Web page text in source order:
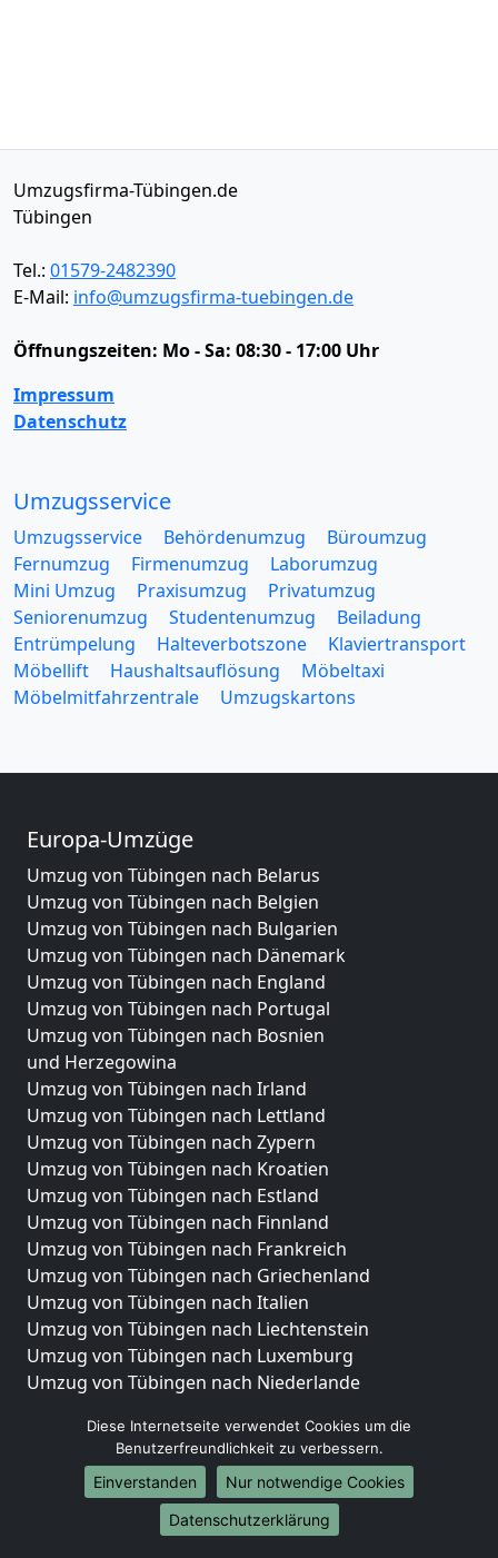
Umzugsfirma-Tübingen.de
Tübingen
Tel.: 01579-2482390
E-Mail: info@umzugsfirma-tuebingen.de
Öffnungszeiten: Mo - Sa: 08:30 - 17:00 Uhr
Impressum
Datenschutz
Umzugsservice
Umzugsservice Behördenumzug
Büroumzug
Fernumzug
Firmenumzug
Laborumzug
Mini Umzug
Praxisumzug
Privatumzug
Seniorenumzug
Studentenumzug
Beiladung
Entrümpelung
Halteverbotszone
Klaviertransport
Möbellift
Haushaltsauflösung
Möbeltaxi
Möbelmitfahrzentrale
Umzugskartons
Europa-Umzüge
Umzug von Tübingen nach Belarus
Umzug von Tübingen nach Belgien
Umzug von Tübingen nach Bulgarien
Umzug von Tübingen nach Dänemark
Umzug von Tübingen nach England
Umzug von Tübingen nach Portugal
Umzug von Tübingen nach Bosnien
und Herzegowina
Umzug von Tübingen nach Irland
Umzug von Tübingen nach Lettland
Umzug von Tübingen nach Zypern
Umzug von Tübingen nach Kroatien
Umzug von Tübingen nach Estland
Umzug von Tübingen nach Finnland
Umzug von Tübingen nach Frankreich
Umzug von Tübingen nach Griechenland
Umzug von Tübingen nach Italien
Umzug von Tübingen nach Liechtenstein
Umzug von Tübingen nach Luxemburg
Umzug von Tübingen nach Niederlande
Umzüge-Deutschlandweit
Umzug von Tübingen nach Berlin
Umzug von Tübingen nach Hamburg
Umzug von Tübingen nach München
Diese Internetseite verwendet Cookies um die
Benutzerfreundlichkeit zu verbessern.
Einverstanden
Nur notwendige Cookies
Datenschutzerklärung